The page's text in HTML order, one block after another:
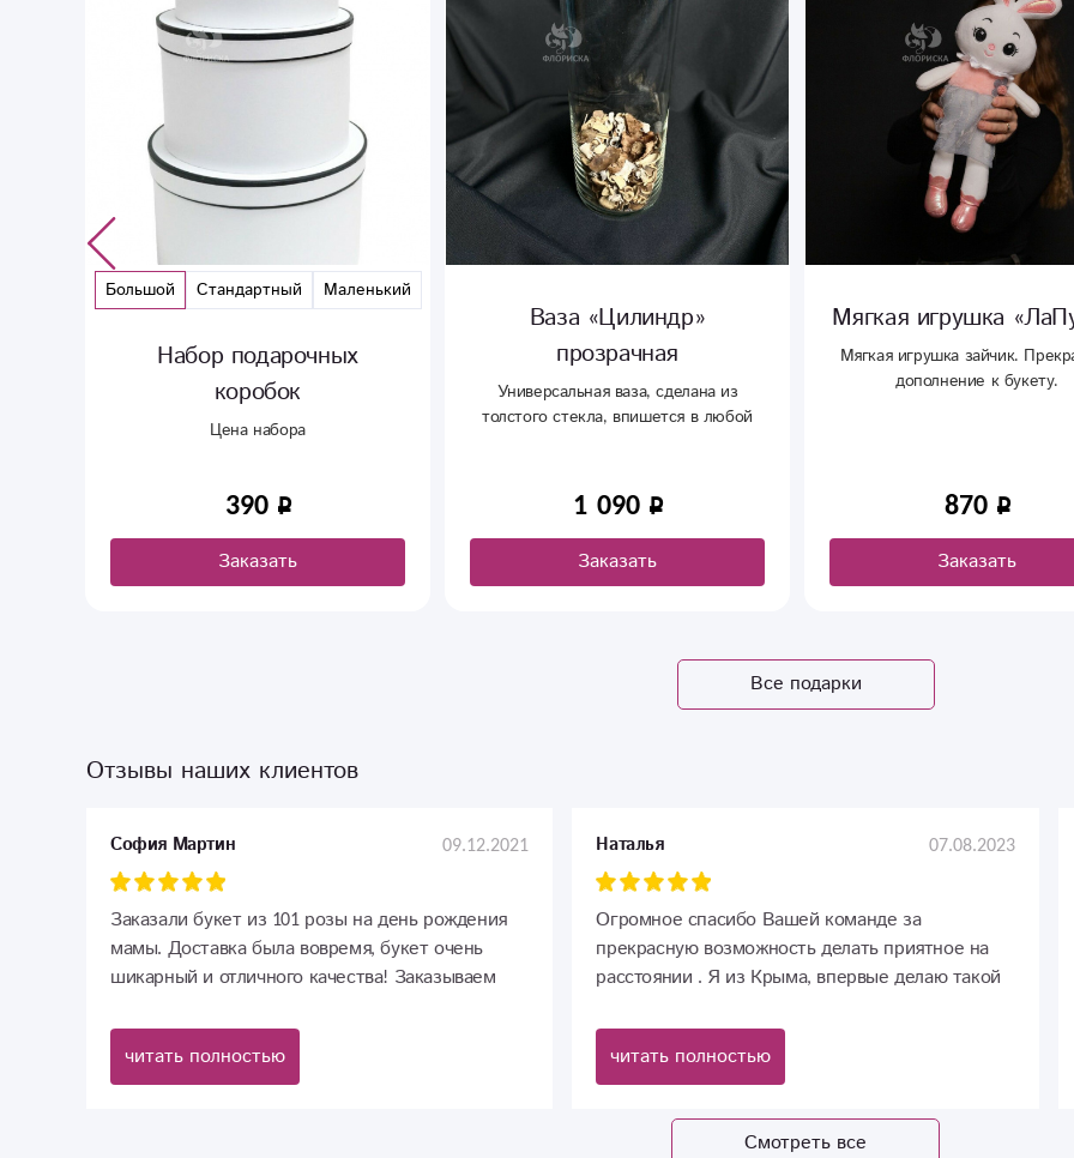
Ваза «Цилиндр»
прозрачная
Универсальная ваза, сделана из
интерьер.
1 090
Заказать
Мягкая игрушка «ЛаПуЛЯ»
Мягкая игрушка зайчик. Прекрасное
870
Заказать
Мягкая игрушка
«Милашка»
Успей взять зайку для зайки
1 090
Заказать
Все подарки
Отзывы наших клиентов
София Мартин 09.12.2021
Заказали букет из 101 розы на день рождения
мамы. Доставка была вовремя, букет очень
шикарный и отличного качества! Заказываем
читать полностью
Наталья 07.08.2023
Огромное спасибо Вашей команде за
прекрасную возможность делать приятное на
расстоянии . Я из Крыма, впервые делаю такой
удивлена красивому букету.Успехов и
процветания Вашему команде!?
читать полностью
Смотреть все